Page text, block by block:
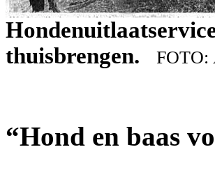
thuisbrengen.
“Hond en baas